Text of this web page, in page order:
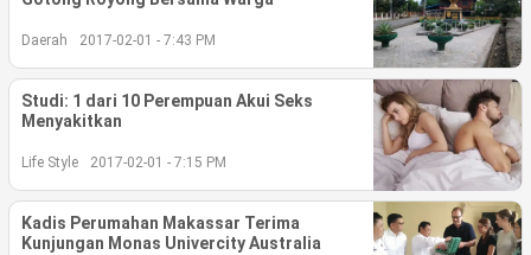
berita-
.
Right
Daerah 2017-02-01 - 7:43 PM
Studi: 1 dari 10 Perempuan Akui Seks
Menyakitkan
Life Style 2017-02-01 - 7:15 PM
Kadis Perumahan Makassar Terima
Kunjungan Monas Univercity Australia